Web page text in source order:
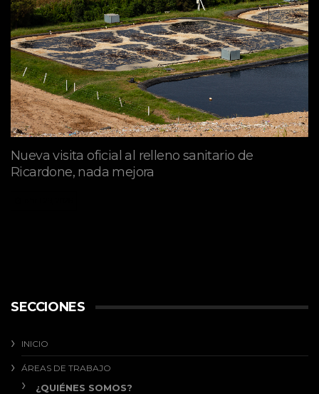
Nueva visita oficial al relleno sanitario de
Ricardone, nada mejora
SECCIONES
INICIO
ÁREAS DE TRABAJO
¿QUIÉNES SOMOS?